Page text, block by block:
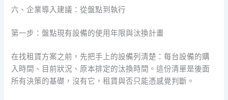
六、企業導入建議：從盤點到執行
第一步：盤點現有設備的使用年限與汰換計畫
在找租賃方案之前，先把手上的設備列清楚：每台設備的購
入時間、目前狀況、原本排定的汰換時間。這份清單是後面
所有決策的基礎，沒有它，租賃與否只能憑感覺判斷。